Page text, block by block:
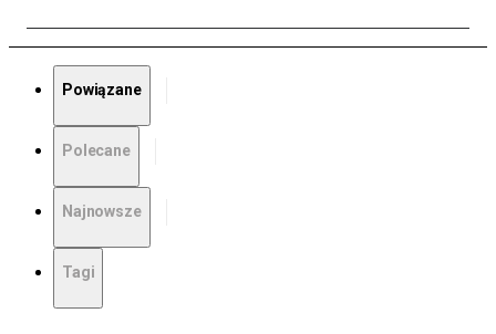
Powiązane
Polecane
Najnowsze
Tagi